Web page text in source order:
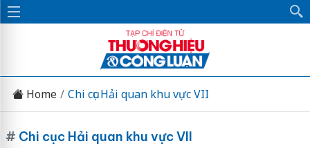
Home Chi cục Hải quan khu vực VII
# Chi cục Hải quan khu vực VII